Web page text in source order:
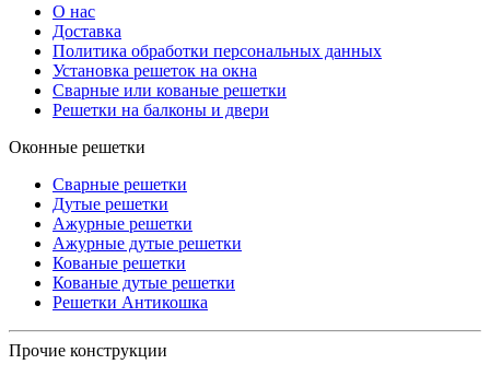
О нас
Доставка
Политика обработки персональных данных
Установка решеток на окна
Сварные или кованые решетки
Решетки на балконы и двери
Оконные решетки
Сварные решетки
Дутые решетки
Ажурные решетки
Ажурные дутые решетки
Кованые решетки
Кованые дутые решетки
Решетки Антикошка
Прочие конструкции